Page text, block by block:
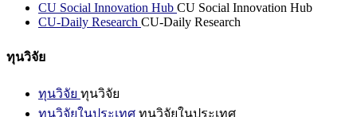
CU Social Innovation Hub CU Social Innovation Hub
CU-Daily Research CU-Daily Research
ทุนวิจัย
ทุนวิจัย ทุนวิจัย
ทุนวิจัยในประเทศ ทุนวิจัยในประเทศ